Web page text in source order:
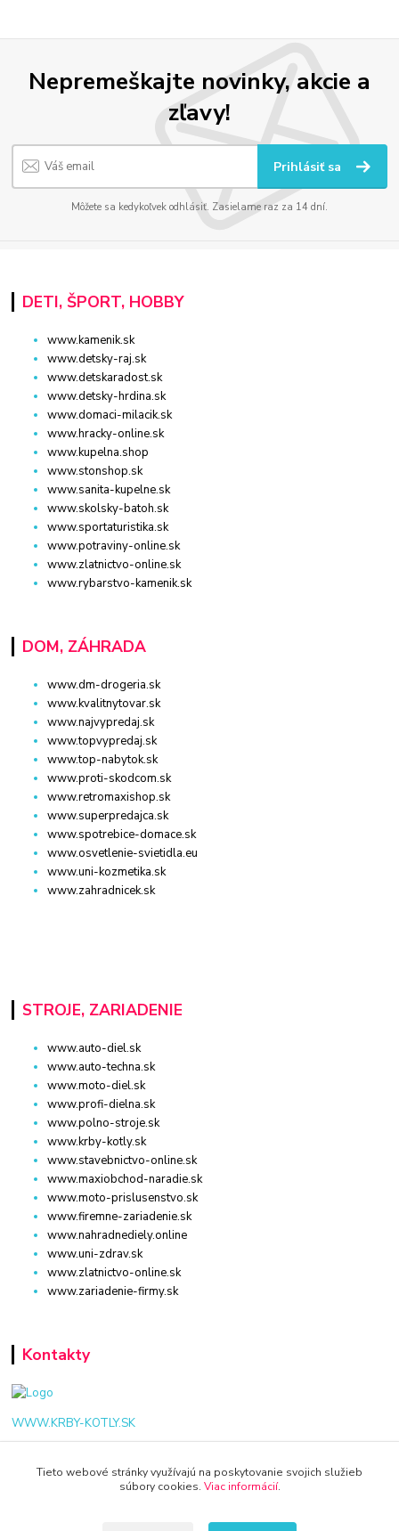
Nepremeškajte novinky, akcie a
zľavy!
Prihlásiť sa
Môžete sa kedykoľvek odhlásiť. Zasielame raz za 14 dní.
DETI, ŠPORT, HOBBY
www.kamenik.sk
www.detsky-raj.sk
www.detskaradost.sk
www.detsky-hrdina.sk
www.domaci-milacik.sk
www.hracky-online.sk
www.kupelna.shop
www.stonshop.sk
www.sanita-kupelne.sk
www.skolsky-batoh.sk
www.sportaturistika.sk
www.potraviny-online.sk
www.zlatnictvo-online.sk
www.rybarstvo-kamenik.sk
DOM, ZÁHRADA
www.dm-drogeria.sk
www.kvalitnytovar.sk
www.najvypredaj.sk
www.topvypredaj.sk
www.top-nabytok.sk
www.proti-skodcom.sk
www.retromaxishop.sk
www.superpredajca.sk
www.spotrebice-domace.sk
www.osvetlenie-svietidla.eu
www.uni-kozmetika.sk
www.zahradnicek.sk
STROJE, ZARIADENIE
www.auto-diel.sk
www.auto-techna.sk
www.moto-diel.sk
www.profi-dielna.sk
www.polno-stroje.sk
www.krby-kotly.sk
www.stavebnictvo-online.sk
www.maxiobchod-naradie.sk
www.moto-prislusenstvo.sk
www.firemne-zariadenie.sk
www.nahradnediely.online
www.uni-zdrav.sk
www.zlatnictvo-online.sk
www.zariadenie-firmy.sk
Kontakty
WWW.KRBY-KOTLY.SK
Tieto webové stránky využívajú na poskytovanie svojich služieb
súbory cookies. Viac informácií.